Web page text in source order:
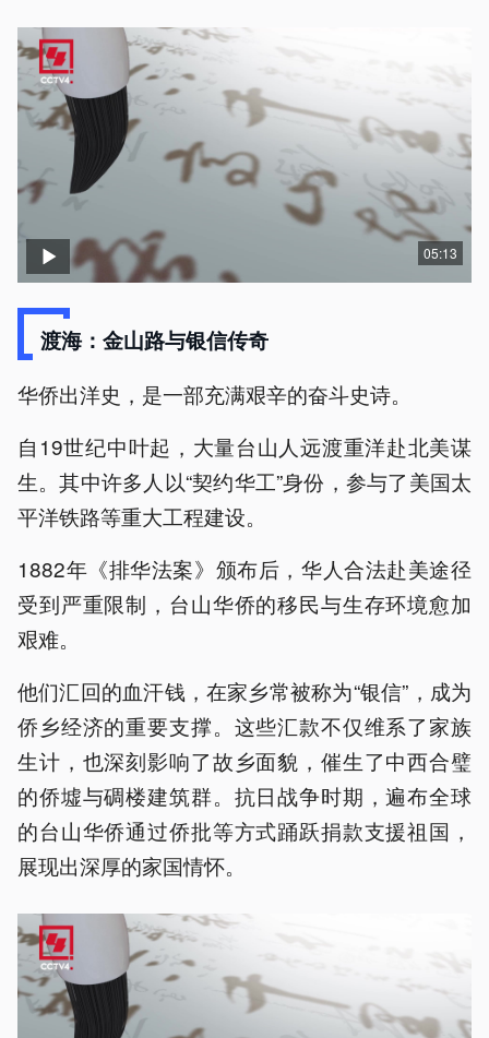
05:13
渡海：金山路与银信传奇
华侨出洋史，是一部充满艰辛的奋斗史诗。
自19世纪中叶起，大量台山人远渡重洋赴北美谋
生。其中许多人以“契约华工”身份，参与了美国太
平洋铁路等重大工程建设。
1882年《排华法案》颁布后，华人合法赴美途径
受到严重限制，台山华侨的移民与生存环境愈加
艰难。
他们汇回的血汗钱，在家乡常被称为“银信”，成为
侨乡经济的重要支撑。这些汇款不仅维系了家族
生计，也深刻影响了故乡面貌，催生了中西合璧
的侨墟与碉楼建筑群。抗日战争时期，遍布全球
的台山华侨通过侨批等方式踊跃捐款支援祖国，
展现出深厚的家国情怀。